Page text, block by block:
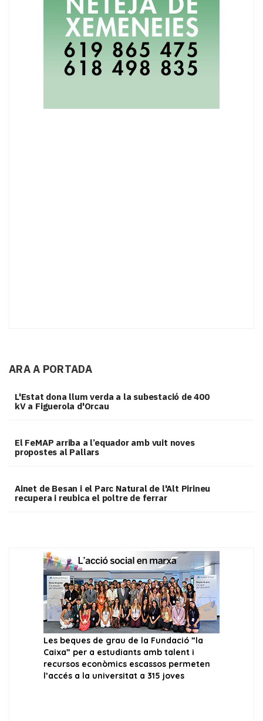
ARA A PORTADA
L'Estat dona llum verda a la subestació de 400
kV a Figuerola d'Orcau
El FeMAP arriba a l’equador amb vuit noves
propostes al Pallars
Ainet de Besan i el Parc Natural de l'Alt Pirineu
recupera i reubica el poltre de ferrar